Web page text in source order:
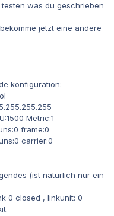
was du geschrieben
jetzt eine andere
konfiguration:
Metric:1
frame:0
carrier:0
(ist natürlich nur ein
0 closed , linkunit: 0